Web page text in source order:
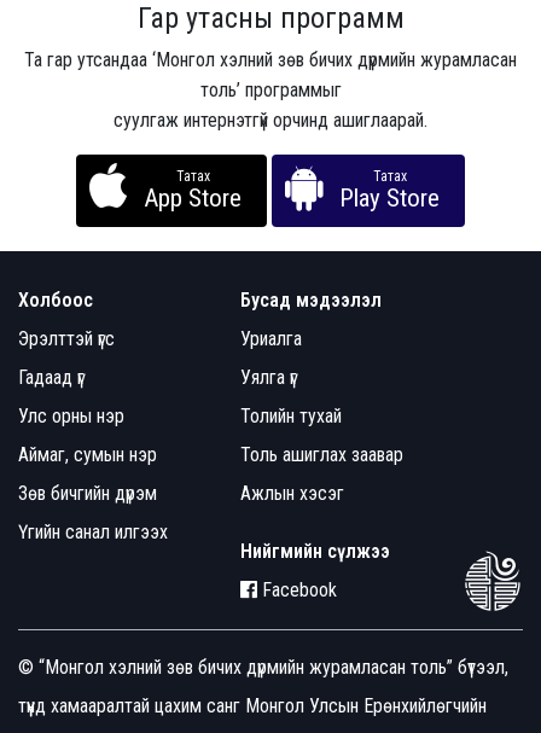
Гар утасны программ
Та гар утсандаа ‘Монгол хэлний зөв бичих дүрмийн журамласан
толь’ программыг
суулгаж интернэтгүй орчинд ашиглаарай.
Татах
App Store
Татах
Play Store
Холбоос
Эрэлттэй үгс
Гадаад үг
Улс орны нэр
Аймаг, сумын нэр
Зөв бичгийн дүрэм
Үгийн санал илгээх
Бусад мэдээлэл
Уриалга
Уялга үг
Толийн тухай
Толь ашиглах заавар
Ажлын хэсэг
Нийгмийн сүлжээ
Facebook
© “Монгол хэлний зөв бичих дүрмийн журамласан толь” бүтээл,
түүнд хамааралтай цахим санг Монгол Улсын Ерөнхийлөгчийн